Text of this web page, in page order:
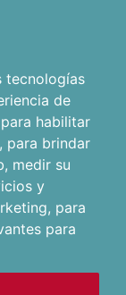
tecnologías
de
para habilitar
, para brindar
, medir su
y
, para
para